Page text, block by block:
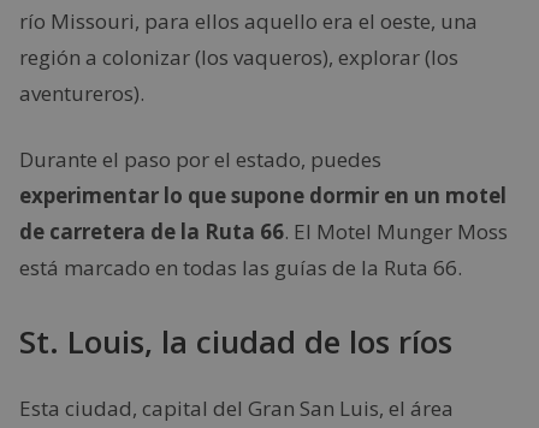
río Missouri, para ellos aquello era el oeste, una
región a colonizar (los vaqueros), explorar (los
aventureros).
Durante el paso por el estado, puedes
experimentar lo que supone dormir en un motel
de carretera de la Ruta 66. El Motel Munger Moss
está marcado en todas las guías de la Ruta 66.
St. Louis, la ciudad de los ríos
Esta ciudad, capital del Gran San Luis, el área